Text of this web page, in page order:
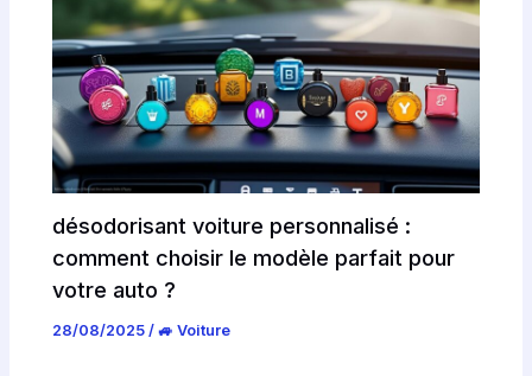
désodorisant voiture personnalisé :
comment choisir le modèle parfait pour
votre auto ?
28/08/2025/🚙 Voiture